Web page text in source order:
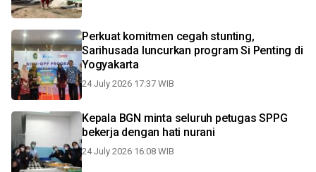
Perkuat komitmen cegah stunting,
Sarihusada luncurkan program Si Penting di
Yogyakarta
24 July 2026 17:37 WIB
Kepala BGN minta seluruh petugas SPPG
bekerja dengan hati nurani
24 July 2026 16:08 WIB